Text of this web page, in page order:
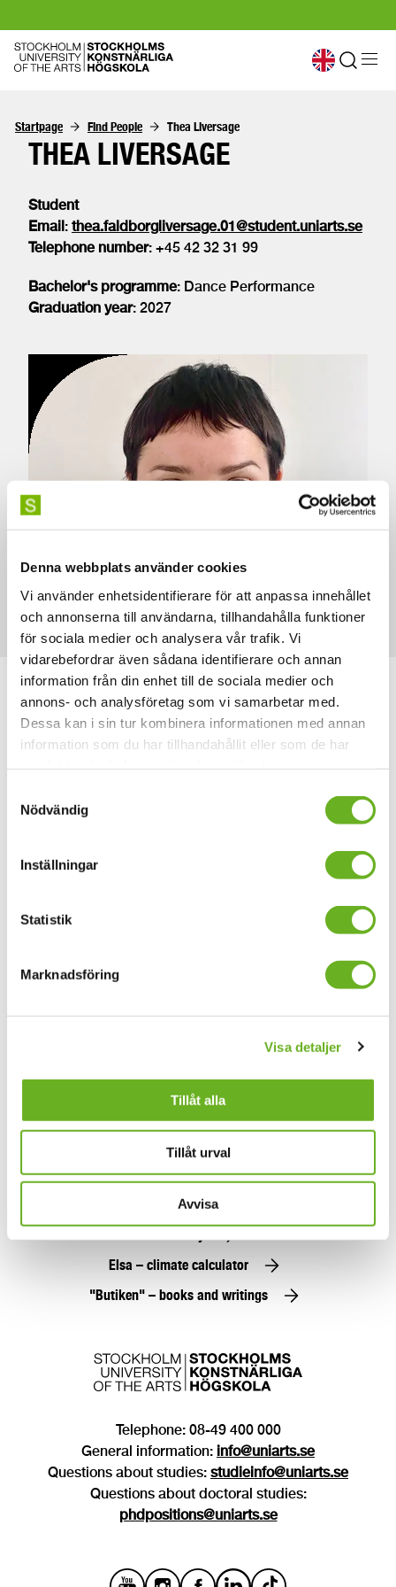
Denna webbplats använder cookies
Vi använder enhetsidentifierare för att anpassa innehållet
och annonserna till användarna, tillhandahålla funktioner
för sociala medier och analysera vår trafik. Vi
vidarebefordrar även sådana identifierare och annan
information från din enhet till de sociala medier och
annons- och analysföretag som vi samarbetar med.
Dessa kan i sin tur kombinera informationen med annan
information som du har tillhandahållit eller som de har
Nödvändig
Inställningar
Statistik
Marknadsföring
Visa detaljer
Tillåt alla
Tillåt urval
Avvisa
Startpage Find People Thea Liversage
THEA LIVERSAGE
Student
Email: thea.faldborgliversage.01@student.uniarts.se
Telephone number: +45 42 32 31 99
Bachelor's programme: Dance Performance
Graduation year: 2027
Photo: Joel Magnusson
Your email address
Find people
Careers
Alumni
Elsa – climate calculator
"Butiken" – books and writings
Telephone: 08-49 400 000
General information: info@uniarts.se
Questions about studies: studieinfo@uniarts.se
Questions about doctoral studies:
phdpositions@uniarts.se